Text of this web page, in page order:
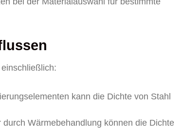
kann die Dichte von Stahl
Wärmebehandlung können die Dichte